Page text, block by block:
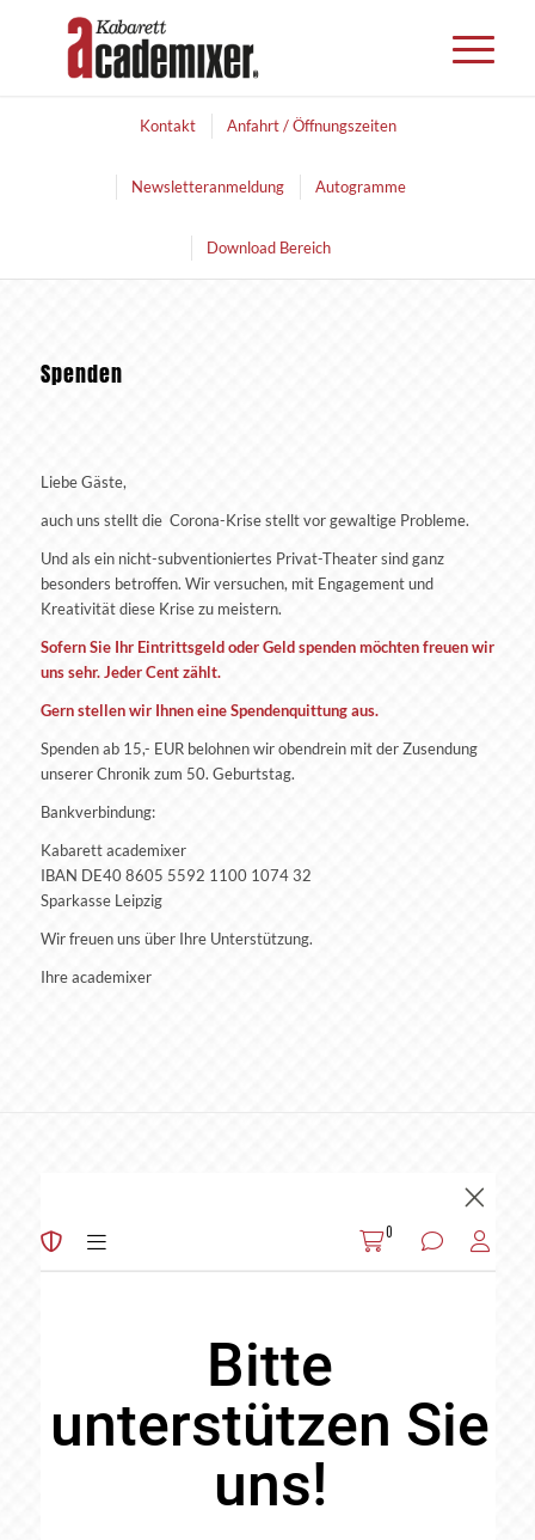
Kontakt Anfahrt / Öffnungszeiten
Newsletteranmeldung Autogramme
Download Bereich
Spenden
Liebe Gäste,
auch uns stellt die Corona-Krise stellt vor gewaltige Probleme.
Und als ein nicht-subventioniertes Privat-Theater sind ganz
besonders betroffen. Wir versuchen, mit Engagement und
Kreativität diese Krise zu meistern.
Sofern Sie Ihr Eintrittsgeld oder Geld spenden möchten freuen wir
uns sehr. Jeder Cent zählt.
Gern stellen wir Ihnen eine Spendenquittung aus.
Spenden ab 15,- EUR belohnen wir obendrein mit der Zusendung
unserer Chronik zum 50. Geburtstag.
Bankverbindung:
Kabarett academixer
IBAN DE40 8605 5592 1100 1074 32
Sparkasse Leipzig
Wir freuen uns über Ihre Unterstützung.
Ihre academixer